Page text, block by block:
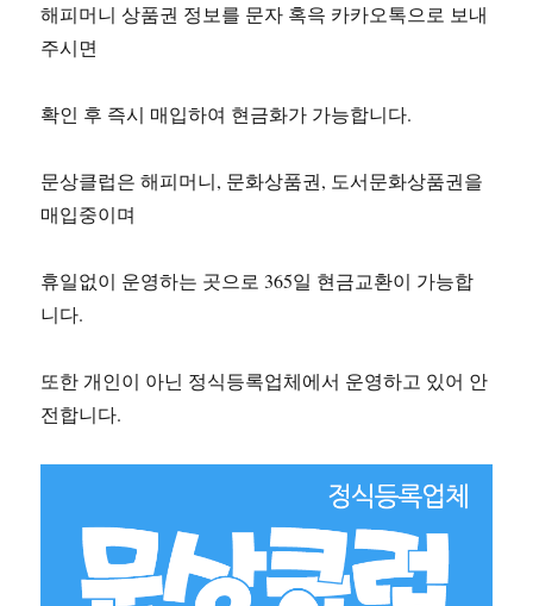
해피머니 상품권 정보를 문자 혹윽 카카오톡으로 보내
주시면
확인 후 즉시 매입하여 현금화가 가능합니다.
문상클럽은 해피머니, 문화상품권, 도서문화상품권을
매입중이며
휴일없이 운영하는 곳으로 365일 현금교환이 가능합
니다.
또한 개인이 아닌 정식등록업체에서 운영하고 있어 안
전합니다.